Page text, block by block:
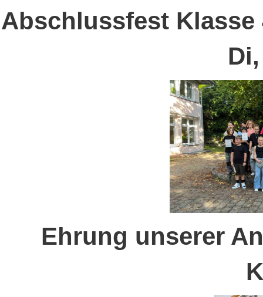
Abschlussfest
Ehrung unserer